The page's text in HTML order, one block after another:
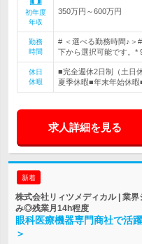
初年度
年収
350万円～600万円
勤務
時間
# ＜選べる勤務時間♪＞
下から選択可能です。*
休日
休暇
■完全週休2日制（土日
夏季休暇■年末年始休
求人詳細を見る
新着
株式会社リィツメディカル | 業
み◎残業月14h程度
眼科医療機器専門商社で活
＞